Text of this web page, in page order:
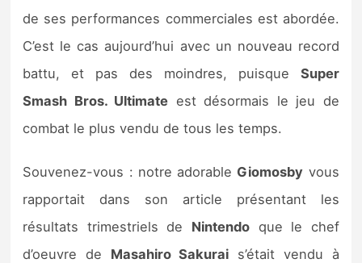
Précommandes
Précommandes jeux Switch 2
Bons plans
Guides
de ses performances commerciales est abordée.
C’est le cas aujourd’hui avec un nouveau record
battu, et pas des moindres, puisque Super
Smash Bros. Ultimate est désormais le jeu de
combat le plus vendu de tous les temps.
Souvenez-vous : notre adorable Giomosby vous
rapportait dans son article présentant les
résultats trimestriels de Nintendoque le chef
d’oeuvre de Masahiro Sakurai s’était vendu à